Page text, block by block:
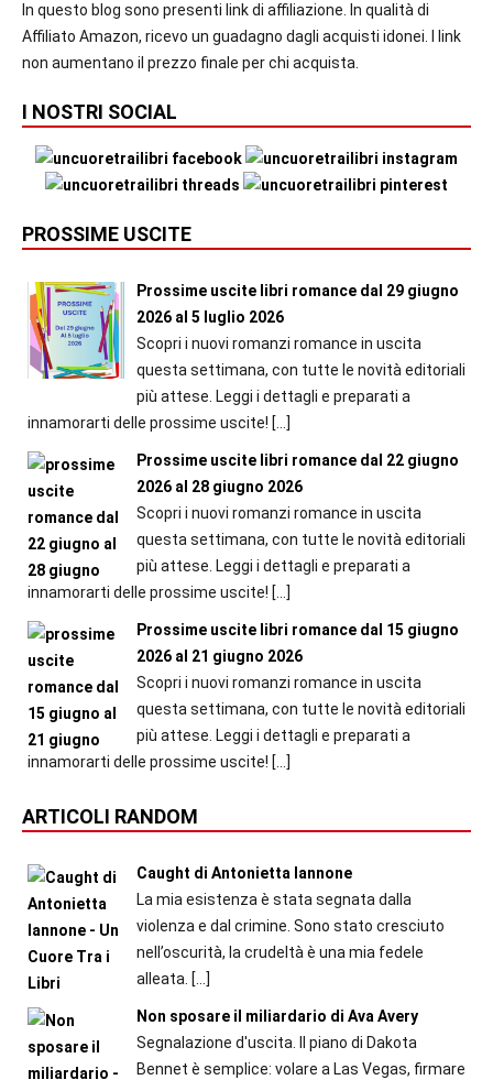
In questo blog sono presenti link di affiliazione. In qualità di
Affiliato Amazon, ricevo un guadagno dagli acquisti idonei. I link
non aumentano il prezzo finale per chi acquista.
I NOSTRI SOCIAL
PROSSIME USCITE
Prossime uscite libri romance dal 29 giugno
2026 al 5 luglio 2026
Scopri i nuovi romanzi romance in uscita
questa settimana, con tutte le novità editoriali
più attese. Leggi i dettagli e preparati a
innamorarti delle prossime uscite! […]
Prossime uscite libri romance dal 22 giugno
2026 al 28 giugno 2026
Scopri i nuovi romanzi romance in uscita
questa settimana, con tutte le novità editoriali
più attese. Leggi i dettagli e preparati a
innamorarti delle prossime uscite! […]
Prossime uscite libri romance dal 15 giugno
2026 al 21 giugno 2026
Scopri i nuovi romanzi romance in uscita
questa settimana, con tutte le novità editoriali
più attese. Leggi i dettagli e preparati a
innamorarti delle prossime uscite! […]
ARTICOLI RANDOM
Caught di Antonietta Iannone
La mia esistenza è stata segnata dalla
violenza e dal crimine. Sono stato cresciuto
nell’oscurità, la crudeltà è una mia fedele
alleata. […]
Non sposare il miliardario di Ava Avery
Segnalazione d'uscita. Il piano di Dakota
Bennet è semplice: volare a Las Vegas, firmare